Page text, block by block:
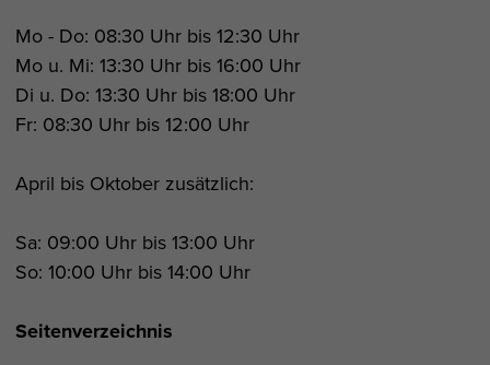
Mo - Do: 08:30 Uhr bis 12:30 Uhr
Mo u. Mi: 13:30 Uhr bis 16:00 Uhr
Di u. Do: 13:30 Uhr bis 18:00 Uhr
Fr: 08:30 Uhr bis 12:00 Uhr
April bis Oktober zusätzlich:
Sa: 09:00 Uhr bis 13:00 Uhr
So: 10:00 Uhr bis 14:00 Uhr
Seitenverzeichnis